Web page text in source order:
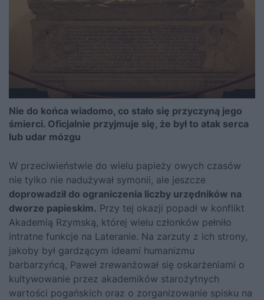
Nie do końca wiadomo, co stało się przyczyną jego
śmierci. Oficjalnie przyjmuje się, że był to atak serca
lub udar mózgu
W przeciwieństwie do wielu papieży owych czasów
nie tylko nie nadużywał symonii, ale jeszcze
doprowadził do ograniczenia liczby urzędników na
dworze papieskim. Przy tej okazji popadł w konflikt
Akademią Rzymską, której wielu członków pełniło
intratne funkcje na Lateranie. Na zarzuty z ich strony,
jakoby był gardzącym ideami humanizmu
barbarzyńcą, Paweł zrewanżował się oskarżeniami o
kultywowanie przez akademików starożytnych
wartości pogańskich oraz o zorganizowanie spisku na